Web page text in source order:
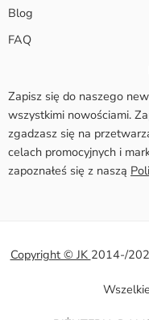
Blog
FAQ
Zapisz się do naszego
wszystkimi nowościami.
zgadzasz się na
celach promocyjnych i
zapoznałeś się z naszą
Copyright © JK 2014-/